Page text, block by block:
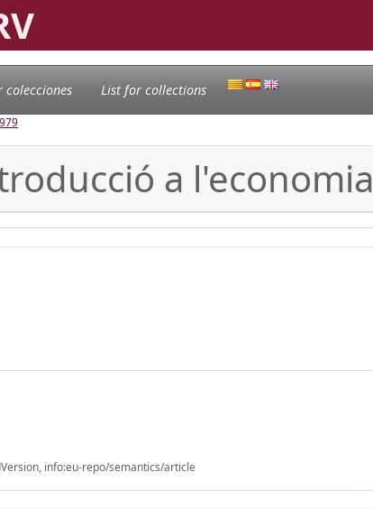
colecciones List for collections
a l'economia
info:eu-repo/semantics/article